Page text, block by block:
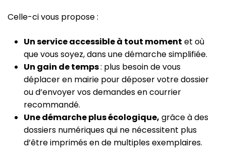
Celle-ci vous propose :
Un service accessible à tout moment et où
que vous soyez, dans une démarche simplifiée.
Un gain de temps: plus besoin de vous
déplacer en mairie pour déposer votre dossier
ou d’envoyer vos demandes en courrier
recommandé.
Une démarche plus écologique, grâce à des
dossiers numériques qui ne nécessitent plus
d’être imprimés en de multiples exemplaires.